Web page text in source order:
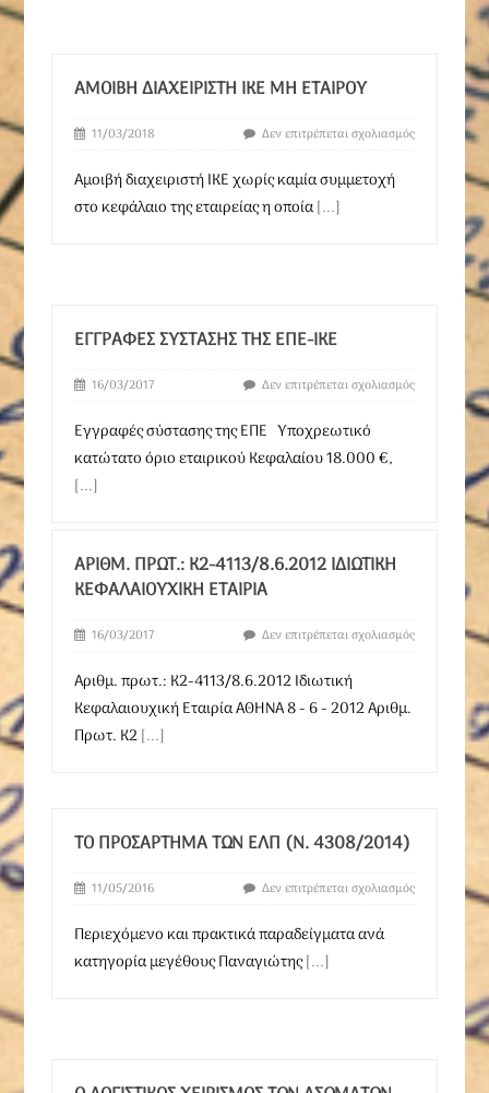
ΑΜΟΙΒΉ ΔΙΑΧΕΙΡΙΣΤΉ ΙΚΕ ΜΗ ΕΤΑΊΡΟΥ
11/03/2018 Δεν επιτρέπεται σχολιασμός
Αμοιβή διαχειριστή ΙΚΕ χωρίς καμία συμμετοχή
στο κεφάλαιο της εταιρείας η οποία[...]
ΕΓΓΡΑΦΈΣ ΣΎΣΤΑΣΗΣ ΤΗΣ ΕΠΕ-ΙΚΕ
16/03/2017 Δεν επιτρέπεται σχολιασμός
Εγγραφές σύστασης της ΕΠΕ Υποχρεωτικό
κατώτατο όριο εταιρικού Κεφαλαίου 18.000 €,
[...]
ΑΡΙΘΜ. ΠΡΩΤ.: Κ2-4113/8.6.2012 ΙΔΙΩΤΙΚΉ
ΚΕΦΑΛΑΙΟΥΧΙΚΉ ΕΤΑΙΡΊΑ
16/03/2017 Δεν επιτρέπεται σχολιασμός
Αριθμ. πρωτ.: Κ2-4113/8.6.2012 Ιδιωτική
Κεφαλαιουχική Εταιρία ΑΘΗΝΑ 8 - 6 - 2012 Αριθμ.
Πρωτ. Κ2[...]
ΤΟ ΠΡΟΣΑΡΤΗΜΑ ΤΩΝ ΕΛΠ (Ν. 4308/2014)
11/05/2016 Δεν επιτρέπεται σχολιασμός
Περιεχόμενο και πρακτικά παραδείγματα ανά
κατηγορία μεγέθους Παναγιώτης[...]